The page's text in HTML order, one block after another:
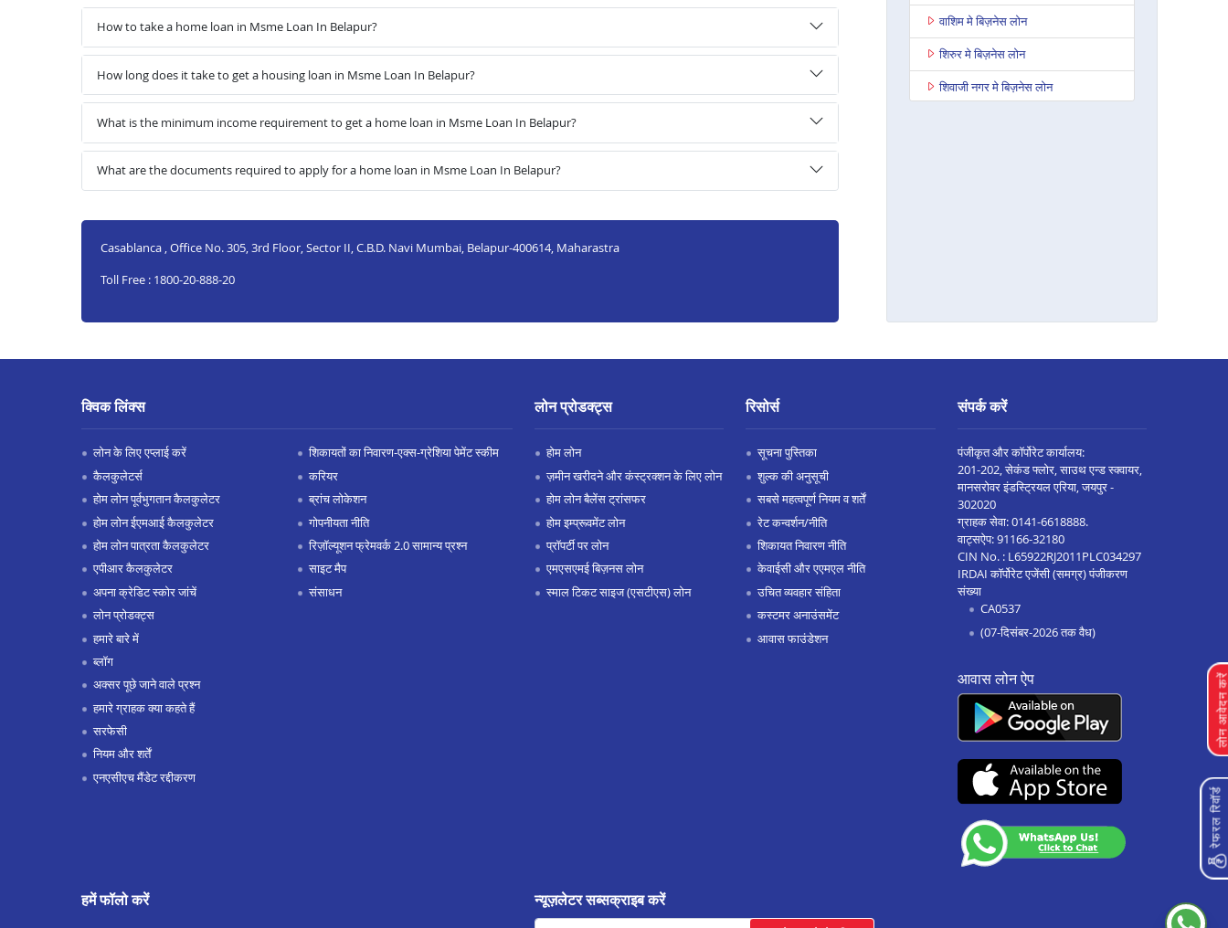
How to take a home loan in Msme Loan In Belapur?
How long does it take to get a housing loan in Msme Loan In Belapur?
What is the minimum income requirement to get a home loan in Msme Loan In Belapur?
What are the documents required to apply for a home loan in Msme Loan In Belapur?
Casablanca , Office No. 305, 3rd Floor, Sector II, C.B.D. Navi Mumbai, Belapur-400614, Maharastra
Toll Free : 1800-20-888-20
वाशिम मे बिज़नेस लोन
शिरुर मे बिज़नेस लोन
शिवाजी नगर मे बिज़नेस लोन
वाघोली मे बिज़नेस लोन
विरार मे बिज़नेस लोन
वसई मे बिज़नेस लोन
ठाणे मे बिज़नेस लोन
श्रीरामपुर मे बिज़नेस लोन
सतारा मे बिज़नेस लोन
रत्नागिरि मे बिज़नेस लोन
पनवेल मे बिज़नेस लोन
नासिक मे बिज़नेस लोन
नागपुर मे बिज़नेस लोन
मुंबई मे बिज़नेस लोन
कराडी मे बिज़नेस लोन
लोन
रेफरल रिवॉर्ड
क्विक लिंक्स
लोन के लिए एप्लाई करें
कैलकुलेटर्स
होम लोन पूर्वभुगतान कैलकुलेटर
होम लोन ईएमआई कैलकुलेटर
होम लोन पात्रता कैलकुलेटर
एपीआर कैलकुलेटर
अपना क्रेडिट स्कोर जांचें
लोन प्रोडक्ट्स
हमारे बारे में
ब्लॉग
अक्सर पूछे जाने वाले प्रश्न
हमारे ग्राहक क्या कहते हैं
सरफेसी
नियम और शर्तें
एनएसीएच मैंडेट रद्दीकरण
शिकायतों का निवारण-एक्स-ग्रेशिया पेमेंट स्कीम
करियर
ब्रांच लोकेशन
गोपनीयता नीति
रिज़ॉल्यूशन फ्रेमवर्क 2.0 सामान्य प्रश्न
साइट मैप
संसाधन
लोन प्रोडक्ट्स
होम लोन
ज़मीन खरीदने और कंस्ट्रक्शन के लिए लोन
होम लोन बैलेंस ट्रांसफर
होम इम्प्रूवमेंट लोन
प्रॉपर्टी पर लोन
एमएसएमई बिज़नस लोन
स्माल टिकट साइज (एसटीएस) लोन
रिसोर्स
सूचना पुस्तिका
शुल्क की अनुसूची
सबसे महत्वपूर्ण नियम व शर्तें
रेट कन्वर्शन/नीति
शिकायत निवारण नीति
केवाईसी और एएमएल नीति
उचित व्यवहार संहिता
कस्टमर अनाउंसमेंट
आवास फाउंडेशन
संपर्क करें
पंजीकृत और कॉर्पोरेट कार्यालय:
201-202, सेकंड फ्लोर, साउथ एन्ड स्क्वायर,
मानसरोवर इंडस्ट्रियल एरिया, जयपुर -
302020
ग्राहक सेवा:0141-6618888.
वाट्सऐप:91166-32180
CIN No. : L65922RJ2011PLC034297
IRDAI कॉर्पोरेट एजेंसी (समग्र) पंजीकरण
संख्या
CA0537
(07-दिसंबर-2026 तक वैध)
आवास लोन ऐप
हमें फॉलो करें
न्यूज़लेटर सब्सक्राइब करें